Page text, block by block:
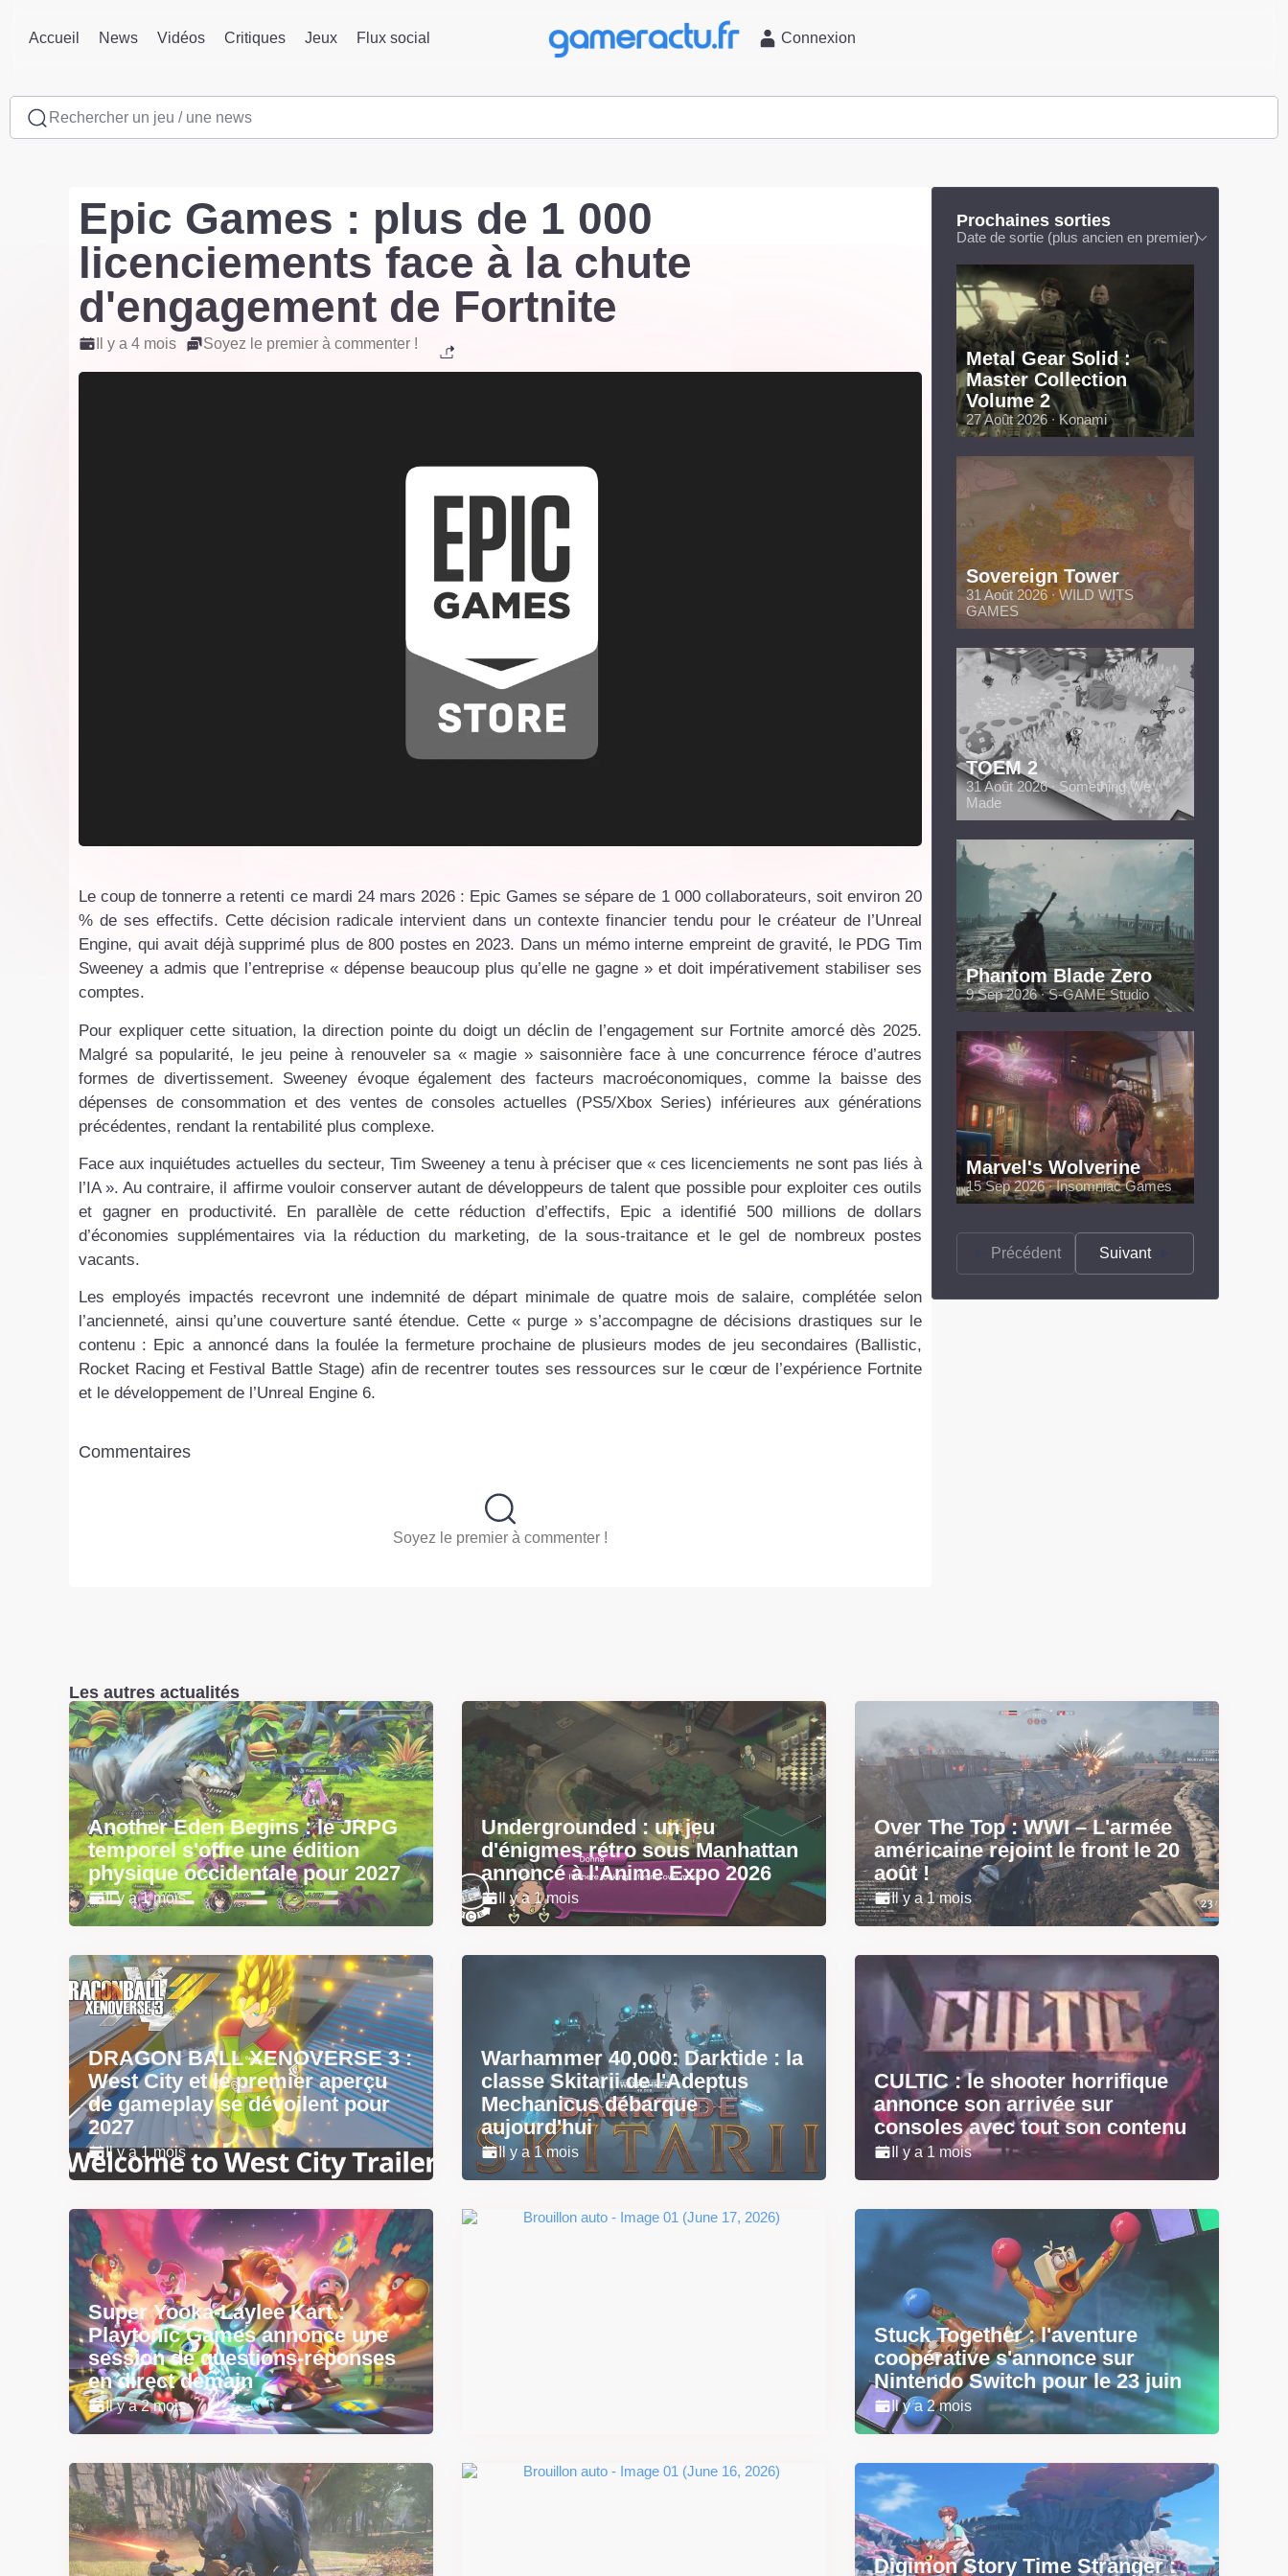
Accueil News Vidéos Critiques Jeux Flux social Connexion
Rechercher un jeu / une news
Epic Games : plus de 1 000
licenciements face à la chute
d'engagement de Fortnite
Il y a 4 mois Soyez le premier à commenter !
Le coup de tonnerre a retenti ce mardi 24 mars 2026 : Epic Games se sépare de 1 000 collaborateurs, soit environ 20
% de ses effectifs. Cette décision radicale intervient dans un contexte financier tendu pour le créateur de l’Unreal
Engine, qui avait déjà supprimé plus de 800 postes en 2023. Dans un mémo interne empreint de gravité, le PDG Tim
Sweeney a admis que l’entreprise « dépense beaucoup plus qu’elle ne gagne » et doit impérativement stabiliser ses
comptes.
Pour expliquer cette situation, la direction pointe du doigt un déclin de l’engagement sur Fortnite amorcé dès 2025.
Malgré sa popularité, le jeu peine à renouveler sa « magie » saisonnière face à une concurrence féroce d’autres
formes de divertissement. Sweeney évoque également des facteurs macroéconomiques, comme la baisse des
dépenses de consommation et des ventes de consoles actuelles (PS5/Xbox Series) inférieures aux générations
précédentes, rendant la rentabilité plus complexe.
Face aux inquiétudes actuelles du secteur, Tim Sweeney a tenu à préciser que « ces licenciements ne sont pas liés à
l’IA ». Au contraire, il affirme vouloir conserver autant de développeurs de talent que possible pour exploiter ces outils
et gagner en productivité. En parallèle de cette réduction d’effectifs, Epic a identifié 500 millions de dollars
d’économies supplémentaires via la réduction du marketing, de la sous-traitance et le gel de nombreux postes
vacants.
Les employés impactés recevront une indemnité de départ minimale de quatre mois de salaire, complétée selon
l’ancienneté, ainsi qu’une couverture santé étendue. Cette « purge » s’accompagne de décisions drastiques sur le
contenu : Epic a annoncé dans la foulée la fermeture prochaine de plusieurs modes de jeu secondaires (Ballistic,
Rocket Racing et Festival Battle Stage) afin de recentrer toutes ses ressources sur le cœur de l’expérience Fortnite
et le développement de l’Unreal Engine 6.
Commentaires
Soyez le premier à commenter !
Prochaines sorties
Date de sortie (plus ancien en premier)
Metal Gear Solid :
Master Collection
Volume 2
27 Août 2026 ∙ Konami
Sovereign Tower
31 Août 2026 ∙ WILD WITS
GAMES
TOEM 2
31 Août 2026 ∙ Something We
Made
Phantom Blade Zero
9 Sep 2026 ∙ S-GAME Studio
Marvel's Wolverine
15 Sep 2026 ∙ Insomniac Games
Précédent Suivant
Les autres actualités
Another Eden Begins : le JRPG
temporel s'offre une édition
physique occidentale pour 2027
Il y a 1 mois
Undergrounded : un jeu
d'énigmes rétro sous Manhattan
annoncé à l'Anime Expo 2026
Il y a 1 mois
Over The Top : WWI – L'armée
américaine rejoint le front le 20
août !
Il y a 1 mois
DRAGON BALL XENOVERSE 3 :
West City et le premier aperçu
de gameplay se dévoilent pour
2027
Il y a 1 mois
Warhammer 40,000: Darktide : la
classe Skitarii de l'Adeptus
Mechanicus débarque
aujourd'hui
Il y a 1 mois
CULTIC : le shooter horrifique
annonce son arrivée sur
consoles avec tout son contenu
Il y a 1 mois
Super Yooka-Laylee Kart :
Playtonic Games annonce une
session de questions-réponses
en direct demain
Il y a 2 mois
Stuck Together : l'aventure
coopérative s'annonce sur
Nintendo Switch pour le 23 juin
Il y a 2 mois
Digimon Story Time Stranger :